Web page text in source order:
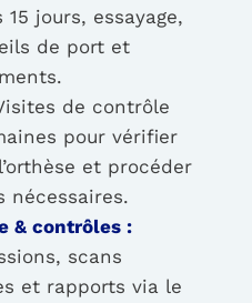
jours, essayage,
de port et
de contrôle
pour vérifier
et procéder
nécessaires.
& contrôles :
scans
et rapports via le